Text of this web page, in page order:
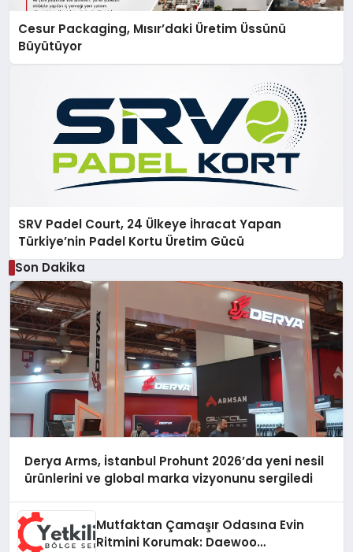
Cesur Packaging, Mısır’daki Üretim Üssünü
Büyütüyor
SRV Padel Court, 24 Ülkeye İhracat Yapan
Türkiye’nin Padel Kortu Üretim Gücü
Son Dakika
Derya Arms, İstanbul Prohunt 2026’da yeni nesil
ürünlerini ve global marka vizyonunu sergiledi
Mutfaktan Çamaşır Odasına Evin
Ritmini Korumak: Daewoo